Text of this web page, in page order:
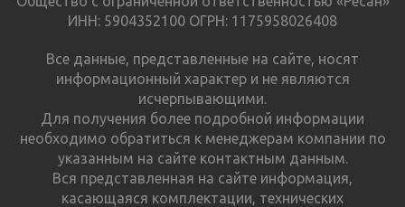
ИНН: 5904352100 ОГРН: 1175958026408
Все данные, представленные на сайте, носят
информационный характер и не являются
исчерпывающими.
Для получения более подробной информации
необходимо обратиться к менеджерам компании по
указанным на сайте контактным данным.
Вся представленная на сайте информация,
касающаяся комплектации, технических